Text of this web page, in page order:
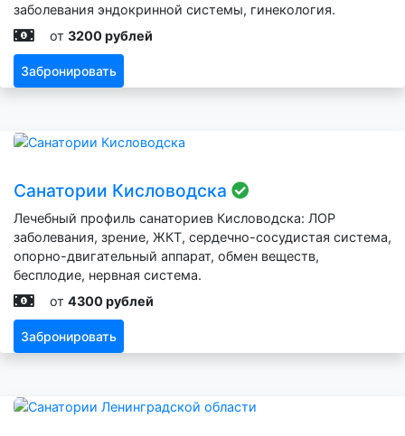
заболевания эндокринной системы, гинекология.
от 3200 рублей
Забронировать
Санатории Кисловодска
Лечебный профиль санаториев Кисловодска: ЛОР
заболевания, зрение, ЖКТ, сердечно-сосудистая система,
опорно-двигательный аппарат, обмен веществ,
бесплодие, нервная система.
от 4300 рублей
Забронировать